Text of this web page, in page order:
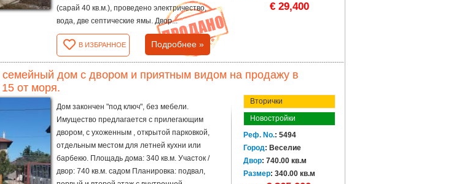
(сарай 40 кв.м.), проведено электричество,
вода, две септические ямы. Двор...
В ИЗБРАННОЕ Подробнее »
€ 29,400
дом с двором и приятным видом на продажу в
от моря.
Дом закончен "под ключ", без мебели.
Имущество предлагается с прилегающим
двором, с ухоженным , открытой парковкой,
отдельным местом для летней кухни или
барбекю. Площадь дома: 340 кв.м. Участок /
двор: 740 кв.м. садом Планировка: подвал,
Вторички
Новостройки
Реф. No.: 5494
Город: Веселие
Двор: 740.00 кв.м
Размер: 340.00 кв.м